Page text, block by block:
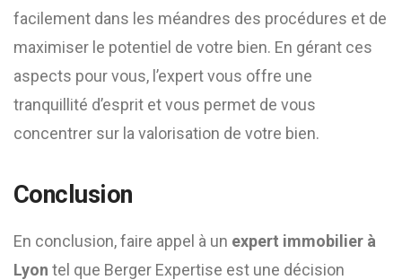
facilement dans les méandres des procédures et de
maximiser le potentiel de votre bien. En gérant ces
aspects pour vous, l’expert vous offre une
tranquillité d’esprit et vous permet de vous
concentrer sur la valorisation de votre bien.
Conclusion
En conclusion, faire appel à un expert immobilier à
Lyon tel que Berger Expertise est une décision